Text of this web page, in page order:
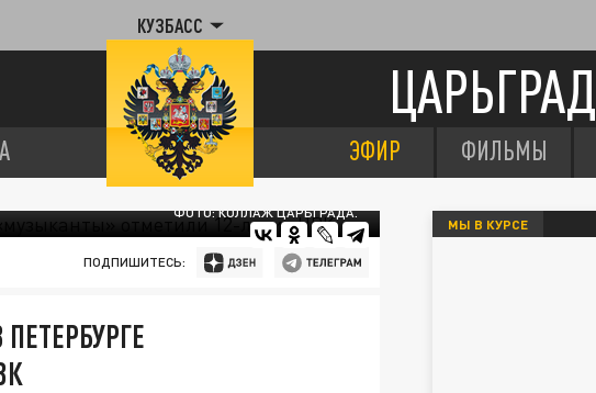
КУЗБАСС
ЦАРЬГРАД
ЭФИР ФИЛЬМЫ
ФОТО: КОЛЛАЖ ЦАРЬГРАДА.
ПОДПИШИТЕСЬ:
МЫ В КУРСЕ